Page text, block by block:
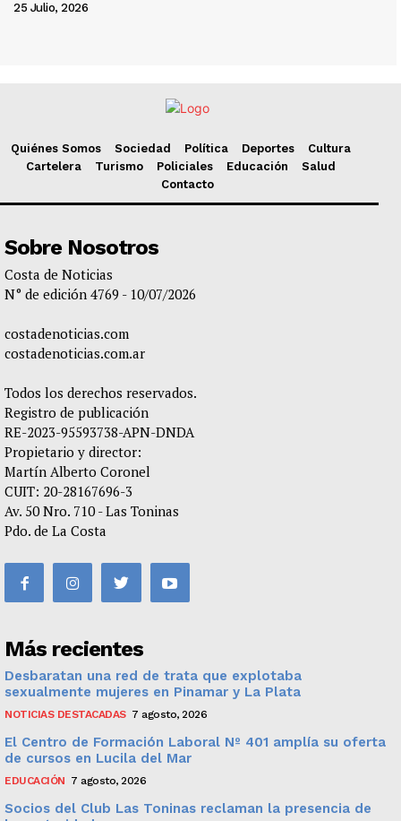
25 Julio, 2026
Quiénes Somos Sociedad Política Deportes
Cultura
Cartelera
Turismo Policiales Educación
Salud
Contacto
Sobre Nosotros
Costa de Noticias
N° de edición 4769 - 10/07/2026
costadenoticias.com
costadenoticias.com.ar
Todos los derechos reservados.
Registro de publicación
RE-2023-95593738-APN-DNDA
Propietario y director:
Martín Alberto Coronel
CUIT: 20-28167696-3
Av. 50 Nro. 710 - Las Toninas
Pdo. de La Costa
Más recientes
Desbaratan una red de trata que explotaba
sexualmente mujeres en Pinamar y La Plata
NOTICIAS DESTACADAS 7 agosto, 2026
El Centro de Formación Laboral Nº 401 amplía su oferta
de cursos en Lucila del Mar
EDUCACIÓN 7 agosto, 2026
Socios del Club Las Toninas reclaman la presencia de